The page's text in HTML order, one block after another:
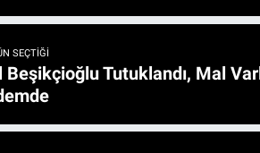
SEÇTIĞI
Beşikçioğlu Tutuklandı, Mal